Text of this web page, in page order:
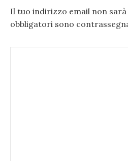
Il tuo indirizzo email non
obbligatori sono